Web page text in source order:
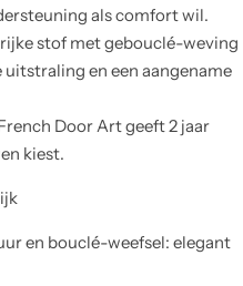
als comfort wil.
stof met gebouclé-weving
en een aangename
Door Art geeft 2 jaar
kiest.
en bouclé-weefsel: elegant